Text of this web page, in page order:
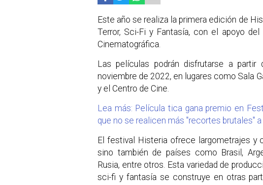
Este año se realiza la primera edición de
Terror, Sci-Fi y Fantasía, con el apoyo
Cinematográfica.
Las películas podrán disfrutarse a
noviembre de 2022, en lugares como Sala
y el Centro de Cine.
Lea más: Película tica gana premio en
que no se realicen más "recortes brutales" a
El festival Histeria ofrece largometrajes y
sino también de países como Brasil,
Rusia, entre otros. Esta variedad de
sci-fi y fantasía se construye en otras